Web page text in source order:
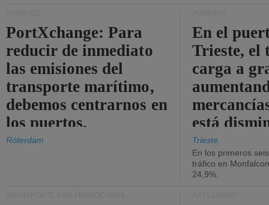
PortXchange: Para
reducir de inmediato
las emisiones del
transporte marítimo,
debemos centrarnos en
los puertos.
Róterdam
En el
Trieste, el
carga a
está
Trieste
En los primeros
tráfico en
24,9%.